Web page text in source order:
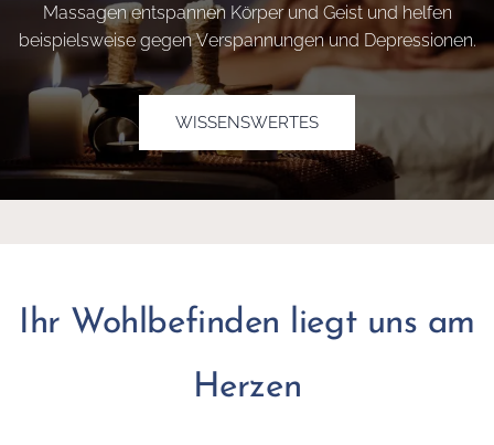
Massagen entspannen Körper und Geist und helfen
beispielsweise gegen Verspannungen und Depressionen.
WISSENSWERTES
Ihr Wohlbefinden liegt uns am
Herzen